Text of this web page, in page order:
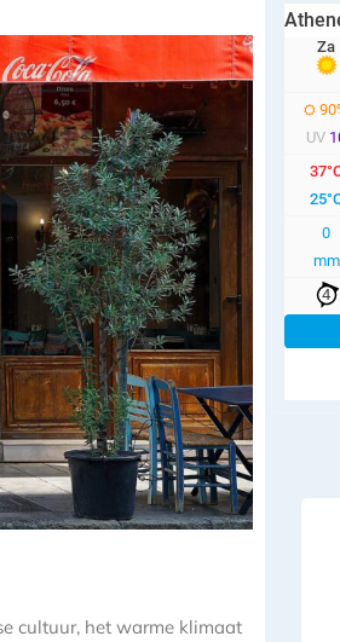
cultuur, het warme klimaat